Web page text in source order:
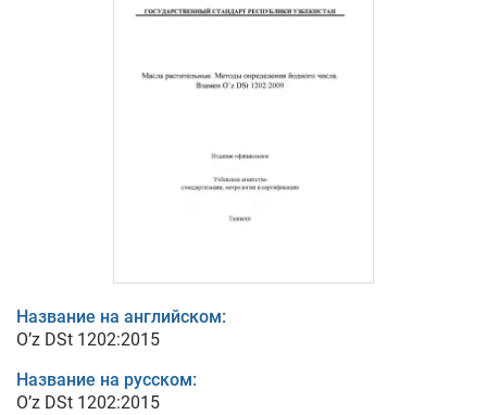
Название на английском:
O’z DSt 1202:2015
Название на русском:
O’z DSt 1202:2015